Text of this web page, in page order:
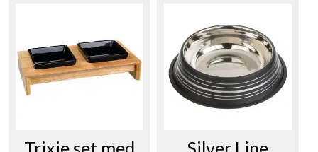
Trixie set med
Silver Line